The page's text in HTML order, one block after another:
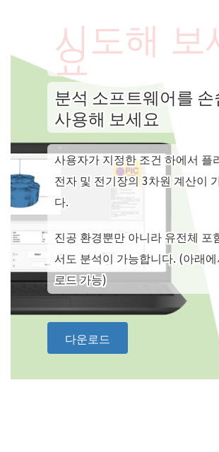
시도해 보
요
분석 소프트웨어를 손
사용해 보세요
사용자가 지정한 조건 하에서 플
전자 및 전기장의 3차원 계산이
다.
진공 환경뿐만 아니라 유전체 포
서도 분석이 가능합니다. (아래
로드 가능)
다운로드